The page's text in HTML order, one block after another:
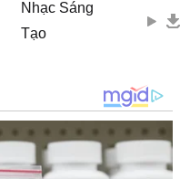
Nhạc Sáng
Tạo